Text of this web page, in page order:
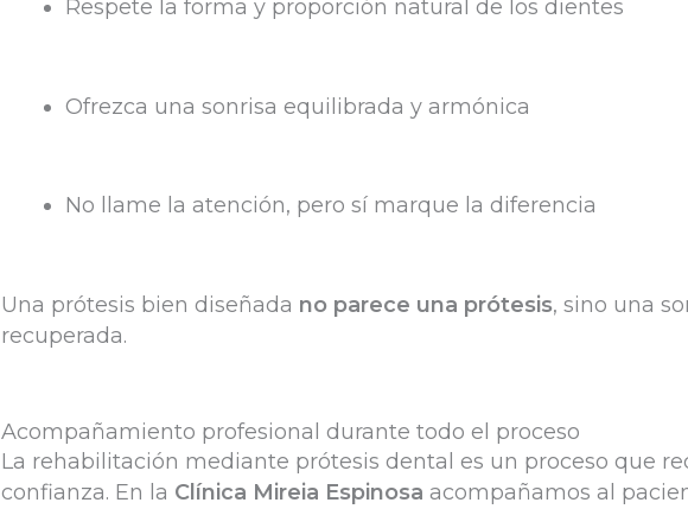
Respete la forma y proporción natural de los dientes
Ofrezca una sonrisa equilibrada y armónica
No llame la atención, pero sí marque la diferencia
Una prótesis bien diseñada no parece una prótesis, sino una
recuperada.
Acompañamiento profesional durante todo el proceso
La rehabilitación mediante prótesis dental es un proceso que
confianza. En la Clínica Mireia Espinosa acompañamos al